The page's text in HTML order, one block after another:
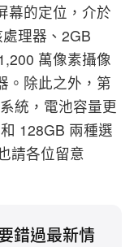
幕的定位，介於
理器、2GB
萬像素攝像
。除此之外，第
統，電池容量更
128GB 兩種選
請各位留意
錯過最新情